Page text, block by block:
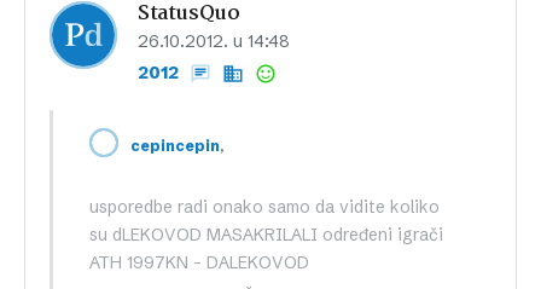
StatusQuo
26.10.2012. u 14:48
2012
cepincepin,
usporedbe radi onako samo da vidite koliko
su dLEKOVOD MASAKRILALI određeni igrači
ATH 1997KN – DALEKOVOD